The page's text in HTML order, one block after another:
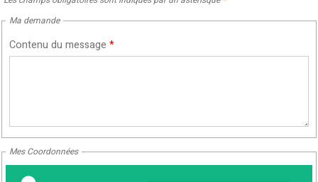
Ma demande
Contenu du message *
Mes Coordonnées